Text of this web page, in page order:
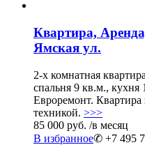
Квартира,
Ямская ул.
2-х комнатная
спальня 9 кв.м.,
Евроремонт. Квартира
техникой. >>>
85 000 руб. /в месяц
В избранное✆ +7 495